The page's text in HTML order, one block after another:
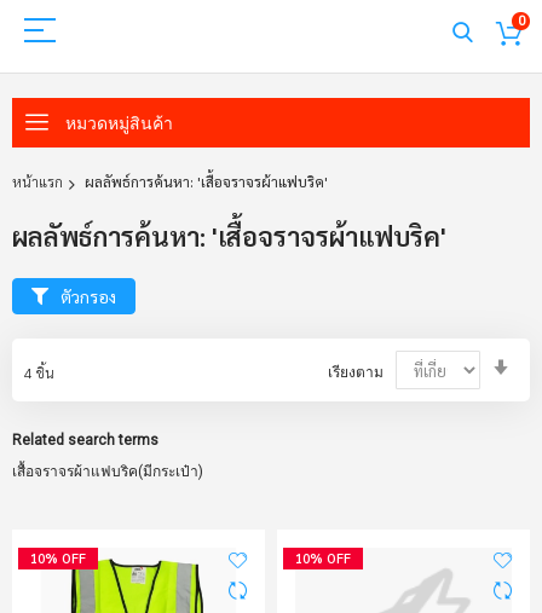
0
หมวดหมู่สินค้า
หน้าแรก ผลลัพธ์การค้นหา: 'เสื้อจราจรผ้าแฟบริค'
ผลลัพธ์การค้นหา: 'เสื้อจราจรผ้าแฟบริค'
4 ชิ้น เรียงตาม
Related search terms
เสื้อจราจรผ้าแฟบริค(มีกระเป๋า)
10% OFF 10% OFF
ตัวกรอง